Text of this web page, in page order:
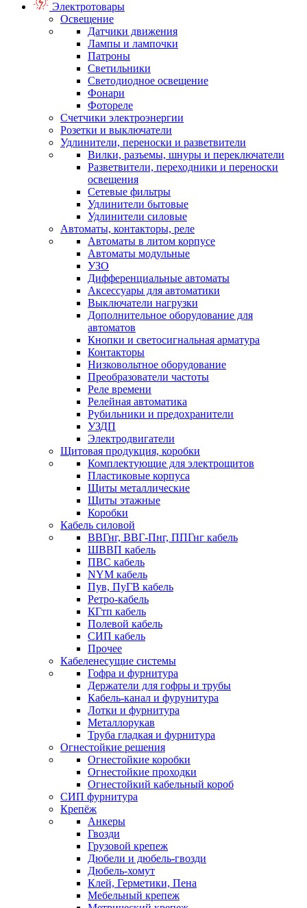
Электротовары
Освещение
Датчики движения
Лампы и лампочки
Патроны
Светильники
Светодиодное освещение
Фонари
Фотореле
Счетчики электроэнергии
Розетки и выключатели
Удлинители, переноски и разветвители
Вилки, разъемы, шнуры и переключатели
Разветвители, переходники и переноски
освещения
Сетевые фильтры
Удлинители бытовые
Удлинители силовые
Автоматы, контакторы, реле
Автоматы в литом корпусе
Автоматы модульные
УЗО
Дифференциальные автоматы
Аксессуары для автоматики
Выключатели нагрузки
Дополнительное оборудование для
автоматов
Кнопки и светосигнальная арматура
Контакторы
Низковольтное оборудование
Преобразователи частоты
Реле времени
Релейная автоматика
Рубильники и предохранители
УЗДП
Электродвигатели
Щитовая продукция, коробки
Комплектующие для электрощитов
Пластиковые корпуса
Щиты металлические
Щиты этажные
Коробки
Кабель силовой
ВВГнг, ВВГ-Пнг, ППГнг кабель
ШВВП кабель
ПВС кабель
NYM кабель
Пув, ПуГВ кабель
Ретро-кабель
КГтп кабель
Полевой кабель
СИП кабель
Прочее
Кабеленесущие системы
Гофра и фурнитура
Держатели для гофры и трубы
Кабель-канал и фурунитура
Лотки и фурнитура
Металлорукав
Труба гладкая и фурнитура
Огнестойкие решения
Огнестойкие коробки
Огнестойкие проходки
Огнестойкий кабельный короб
СИП фурнитура
Крепёж
Анкеры
Гвозди
Грузовой крепеж
Дюбели и дюбель-гвозди
Дюбель-хомут
Клей, Герметики, Пена
Мебельный крепеж